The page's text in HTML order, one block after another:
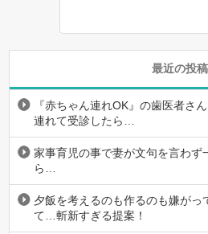
最近の投稿
『赤ちゃん連れOK』の歯医者さ
連れて受診したら…
家事育児の事で妻が文句を言わず
ら…
夕飯を考えるのも作るのも嫌がっ
て…斬新すぎる提案！